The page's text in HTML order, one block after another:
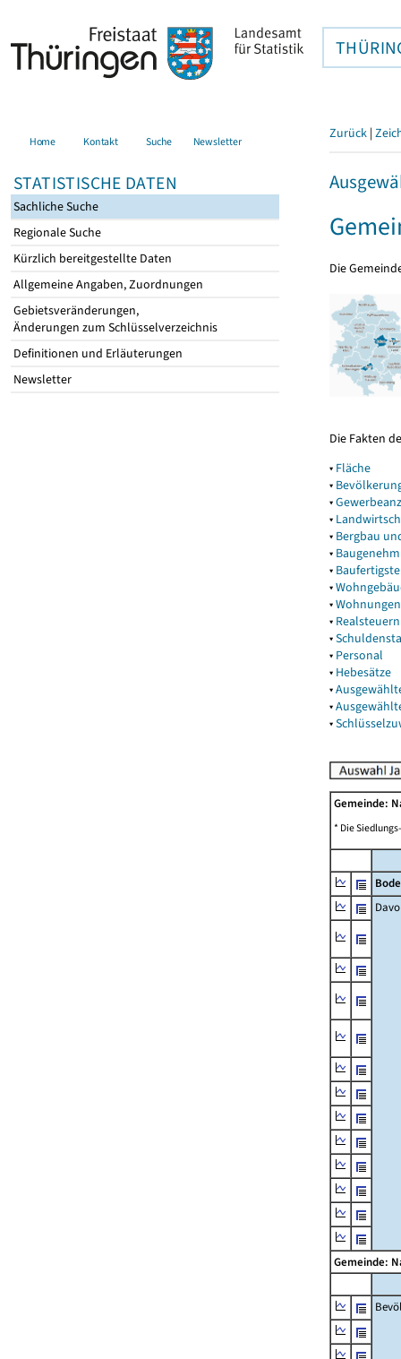
Home Kontakt Suche Newsletter
STATISTISCHE DATEN
Sachliche Suche
Regionale Suche
Kürzlich bereitgestellte Daten
Allgemeine Angaben, Zuordnungen
Gebietsveränderungen,
Änderungen zum Schlüsselverzeichnis
Definitionen und Erläuterungen
Newsletter
Zurück |
Die
Die Fakten
▾ Fläche
▾
▾
▾
▾ Bergbau
▾
▾
▾
▾Wohnungen
▾ Realsteuern
▾
▾ Personal
▾ Hebesätze
▾
▾
▾
Gemeinde:
* Die
Gemeinde: